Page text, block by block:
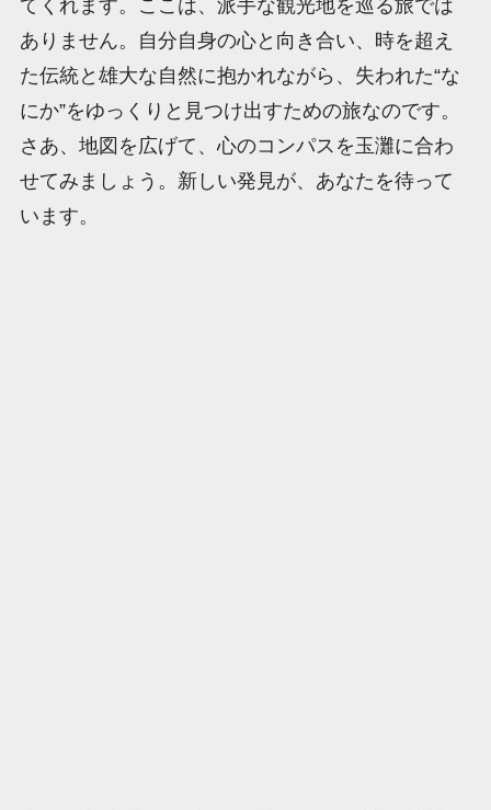
てくれます。ここは、派手な観光地を巡る旅では
ありません。自分自身の心と向き合い、時を超え
た伝統と雄大な自然に抱かれながら、失われた“な
にか”をゆっくりと見つけ出すための旅なのです。
さあ、地図を広げて、心のコンパスを玉灘に合わ
せてみましょう。新しい発見が、あなたを待って
います。